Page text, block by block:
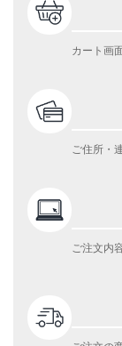
カート画
ご住所・
ご注文内